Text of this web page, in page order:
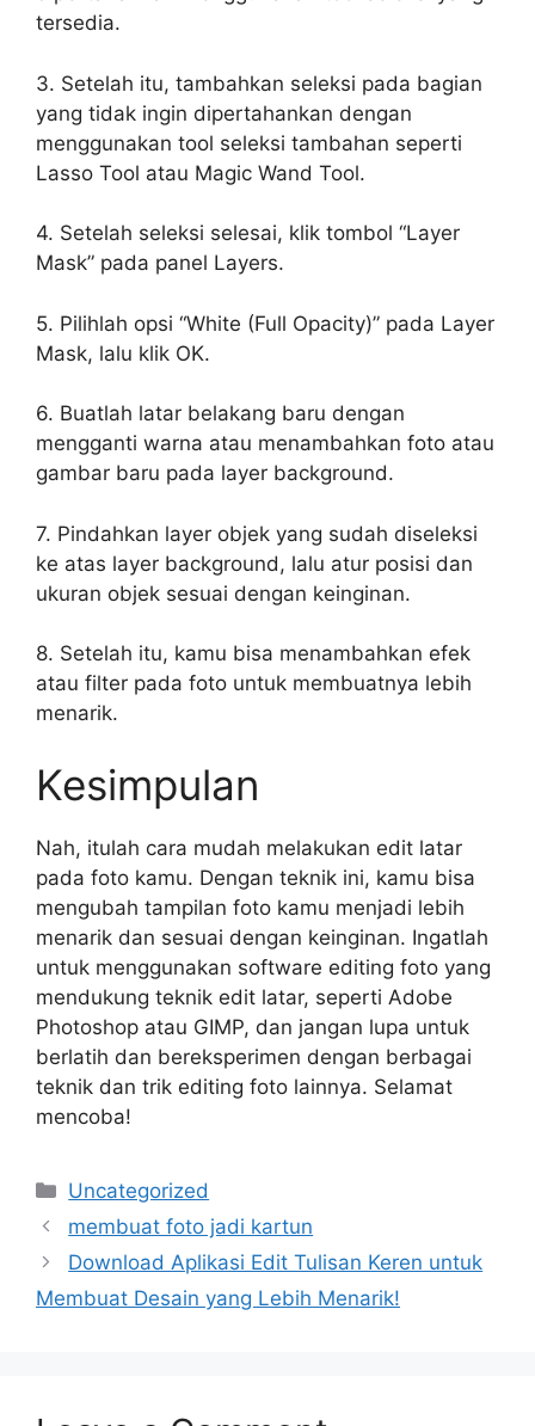
tersedia.
3. Setelah itu, tambahkan seleksi pada bagian
yang tidak ingin dipertahankan dengan
menggunakan tool seleksi tambahan seperti
Lasso Tool atau Magic Wand Tool.
4. Setelah seleksi selesai, klik tombol “Layer
Mask” pada panel Layers.
5. Pilihlah opsi “White (Full Opacity)” pada Layer
Mask, lalu klik OK.
6. Buatlah latar belakang baru dengan
mengganti warna atau menambahkan foto atau
gambar baru pada layer background.
7. Pindahkan layer objek yang sudah diseleksi
ke atas layer background, lalu atur posisi dan
ukuran objek sesuai dengan keinginan.
8. Setelah itu, kamu bisa menambahkan efek
atau filter pada foto untuk membuatnya lebih
menarik.
Kesimpulan
Nah, itulah cara mudah melakukan edit latar
pada foto kamu. Dengan teknik ini, kamu bisa
mengubah tampilan foto kamu menjadi lebih
menarik dan sesuai dengan keinginan. Ingatlah
untuk menggunakan software editing foto yang
mendukung teknik edit latar, seperti Adobe
Photoshop atau GIMP, dan jangan lupa untuk
berlatih dan bereksperimen dengan berbagai
teknik dan trik editing foto lainnya. Selamat
mencoba!
Categories
Uncategorized
membuat foto jadi kartun
Download Aplikasi Edit Tulisan Keren untuk
Membuat Desain yang Lebih Menarik!